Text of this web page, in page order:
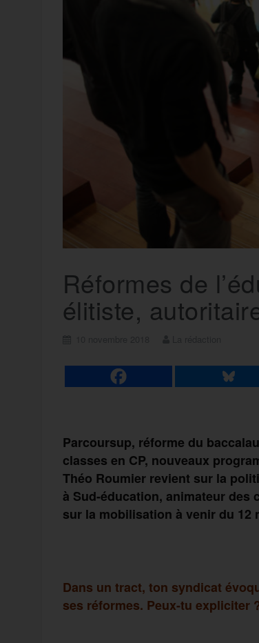
Réformes de
élitiste,
Parcoursup, réforme du
classes en CP, nouveaux
Théo Roumier revient sur la
à Sud-éducation, animateur
sur la mobilisation à venir du 12
Dans un tract, ton syndicat
ses réformes. Peux-tu expliciter